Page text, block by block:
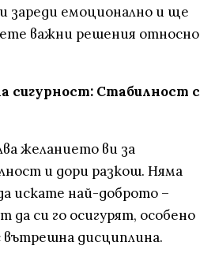
зареди емоционално и ще
важни решения относно
сигурност: Стабилност с
желанието ви за
и дори разкош. Няма
искате най-доброто –
да си го осигурят, особено
дисциплина.